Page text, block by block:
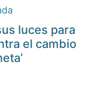
luces para
el cambio